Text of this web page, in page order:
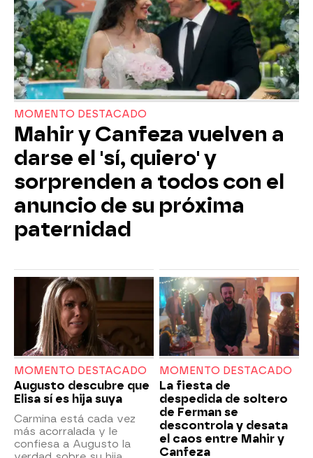
MOMENTO DESTACADO
Mahir y Canfeza vuelven a
darse el 'sí, quiero' y
sorprenden a todos con el
anuncio de su próxima
paternidad
MOMENTO DESTACADO
Augusto descubre que
Elisa sí es hija suya
Carmina está cada vez
más acorralada y le
confiesa a Augusto la
MOMENTO DESTACADO
La fiesta de
despedida de soltero
de Ferman se
descontrola y desata
el caos entre Mahir y
Canfeza